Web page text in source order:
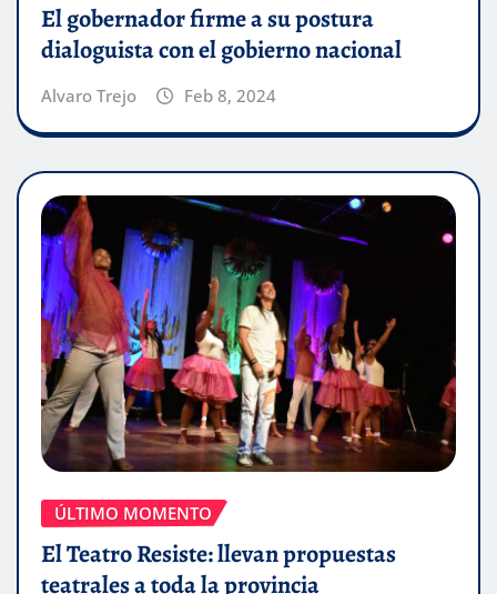
El gobernador firme a su postura
dialoguista con el gobierno nacional
Alvaro Trejo Feb 8, 2024
ÚLTIMO MOMENTO
El Teatro Resiste: llevan propuestas
teatrales a toda la provincia